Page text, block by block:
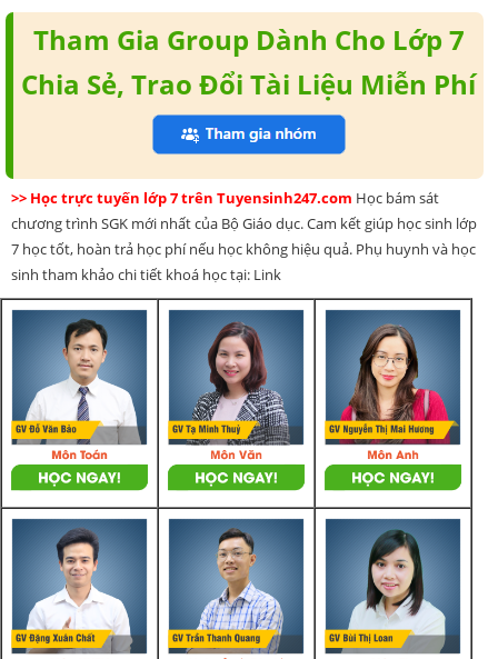
Tham Gia Group Dành Cho Lớp 7
Chia Sẻ, Trao Đổi Tài Liệu Miễn Phí
>> Học trực tuyến lớp 7 trên Tuyensinh247.com Học bám sát
chương trình SGK mới nhất của Bộ Giáo dục. Cam kết giúp học sinh lớp
7 học tốt, hoàn trả học phí nếu học không hiệu quả. Phụ huynh và học
sinh tham khảo chi tiết khoá học tại: Link